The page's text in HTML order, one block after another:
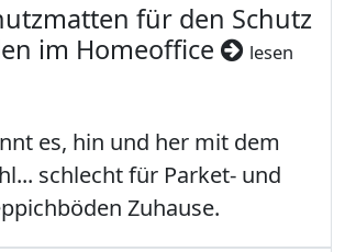
für den Schutz
im Homeoffice
lesen
es, hin und her mit dem
schlecht für Parket- und
Zuhause.